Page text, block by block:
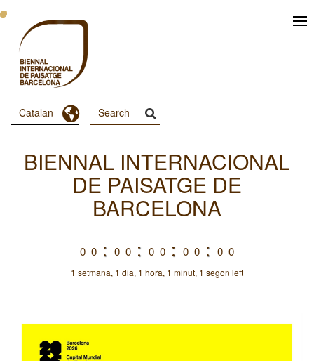
Vés
contingut
Menu
Principal
Dashboard
Catalan Toggle Dropdown
BIENNAL INTERNACIONAL
DE PAISATGE DE
BARCELONA
0 0 0 0 0 0 0 0 0 0
1 setmana, 1 dia, 1 hora, 1 minut, 1 segon left